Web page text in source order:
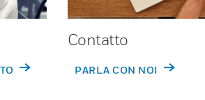
Contatto
PARLA CON NOI